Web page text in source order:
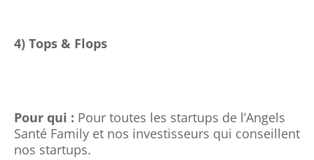
4) Tops & Flops
Pour qui : Pour toutes les startups de l’Angels
Santé Family et nos investisseurs qui conseillent
nos startups.